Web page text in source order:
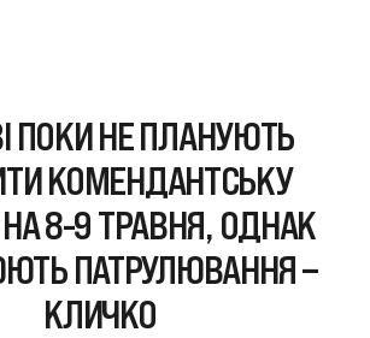
ПОКИ НЕ ПЛАНУЮТЬ
КОМЕНДАНТСЬКУ
8-9 ТРАВНЯ, ОДНАК
ПАТРУЛЮВАННЯ –
КЛИЧКО